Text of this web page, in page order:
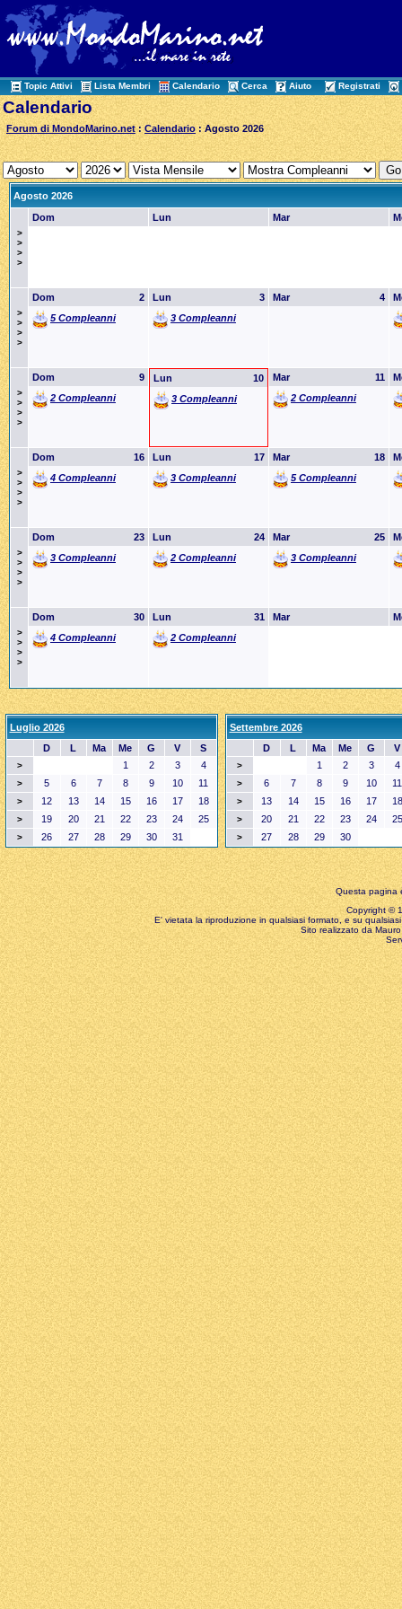
Topic Attivi Lista Membri Calendario Cerca Aiuto Registrati
Calendario
Forum di MondoMarino.net :Calendario : Agosto 2026
Agosto 2026
>
>
>
>
Dom Lun Mar
>
>
>
>
2
Dom
5 Compleanni
3
Lun
3 Compleanni
4
Mar
>
>
>
>
9
Dom
2 Compleanni
10
Lun
3 Compleanni
11
Mar
2 Compleanni
>
>
>
>
16
Dom
4 Compleanni
17
Lun
3 Compleanni
18
Mar
5 Compleanni
>
>
>
>
23
Dom
3 Compleanni
24
Lun
2 Compleanni
25
Mar
3 Compleanni
>
>
>
>
30
Dom
4 Compleanni
31
Lun
2 Compleanni
Mar
Luglio 2026
D
L Ma Me G V S
> 1 2 3 4
> 5 6 7 8 9 10 11
> 12 13 14 15 16 17 18
> 19 20 21 22 23 24 25
> 26 27 28 29 30 31
Settembre 2026
D
L Ma Me G V
> 1 2 3 4
> 6 7 8 9 10 11
> 13 14 15 16 17 18
> 20 21 22 23 24 25
> 27 28 29 30
Questa pagina
Copyright ©
E' vietata la riproduzione in qualsiasi formato, e su
Sito realizzato da